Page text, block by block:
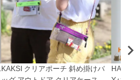
KAKSI クリアポーチ 斜め掛けバ